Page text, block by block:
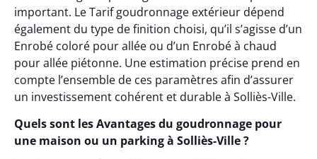
important. Le Tarif goudronnage extérieur dépend
également du type de finition choisi, qu’il s’agisse d’un
Enrobé coloré pour allée ou d’un Enrobé à chaud
pour allée piétonne. Une estimation précise prend en
compte l’ensemble de ces paramètres afin d’assurer
un investissement cohérent et durable à Solliès-Ville.
Quels sont les Avantages du goudronnage pour
une maison ou un parking à Solliès-Ville ?